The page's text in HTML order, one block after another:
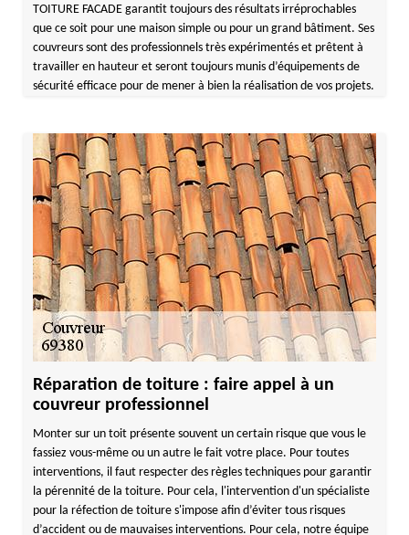
TOITURE FACADE garantit toujours des résultats irréprochables
que ce soit pour une maison simple ou pour un grand bâtiment. Ses
couvreurs sont des professionnels très expérimentés et prêtent à
travailler en hauteur et seront toujours munis d’équipements de
sécurité efficace pour de mener à bien la réalisation de vos projets.
Réparation de toiture : faire appel à un
couvreur professionnel
Monter sur un toit présente souvent un certain risque que vous le
fassiez vous-même ou un autre le fait votre place. Pour toutes
interventions, il faut respecter des règles techniques pour garantir
la pérennité de la toiture. Pour cela, l'intervention d'un spécialiste
pour la réfection de toiture s'impose afin d’éviter tous risques
d’accident ou de mauvaises interventions. Pour cela, notre équipe